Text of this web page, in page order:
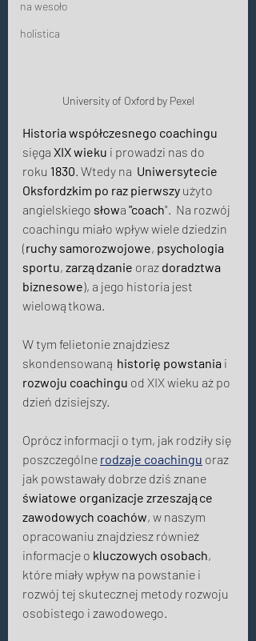
na wesoło
holistica
University of Oxford by Pexel
Historia współczesnego coachingu
sięga XIX wieku i prowadzi nas do
roku 1830. Wtedy na Uniwersytecie
Oksfordzkim po raz pierwszy użyto
angielskiego słowa "coach".  Na rozwój
coachingu miało wpływ wiele dziedzin
(ruchy samorozwojowe, psychologia
sportu, zarządzanie oraz doradztwa
biznesowe), a jego historia jest
wielowątkowa.
W tym felietonie znajdziesz
skondensowaną historię powstania i
rozwoju coachingu od XIX wieku aż po
dzień dzisiejszy.
Oprócz informacji o tym, jak rodziły się
poszczególne rodzaje coachingu oraz
jak powstawały dobrze dziś znane
światowe organizacje zrzeszające
zawodowych coachów, w naszym
opracowaniu znajdziesz również
informacje o kluczowych osobach,
które miały wpływ na powstanie i
rozwój tej skutecznej metody rozwoju
osobistego i zawodowego.